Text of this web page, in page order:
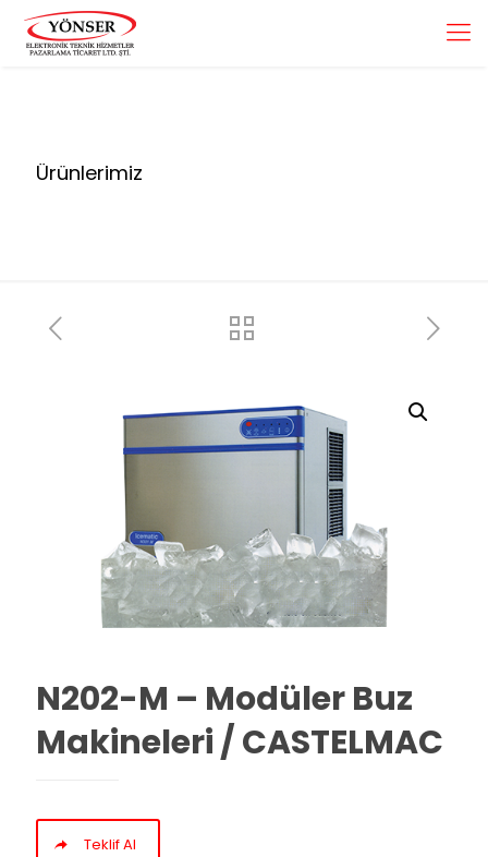
Ürünlerimiz
N202-M – Modüler Buz
Makineleri / CASTELMAC
Teklif Al